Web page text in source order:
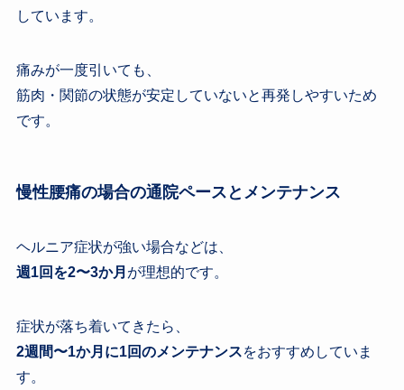
しています。
痛みが一度引いても、
筋肉・関節の状態が安定していないと再発しやすいため
です。
慢性腰痛の場合の通院ペースとメンテナンス
ヘルニア症状が強い場合などは、
週1回を2〜3か月 が理想的です。
症状が落ち着いてきたら、
2週間〜1か月に1回のメンテナンスをおすすめしていま
す。